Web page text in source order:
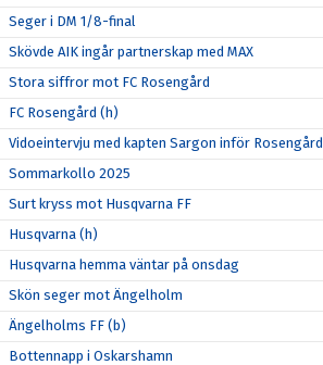
Seger i DM 1/8-final
Skövde AIK ingår partnerskap med MAX
Stora siffror mot FC Rosengård
FC Rosengård (h)
Vidoeintervju med kapten Sargon inför Rosengård
Sommarkollo 2025
Surt kryss mot Husqvarna FF
Husqvarna (h)
Husqvarna hemma väntar på onsdag
Skön seger mot Ängelholm
Ängelholms FF (b)
Bottennapp i Oskarshamn